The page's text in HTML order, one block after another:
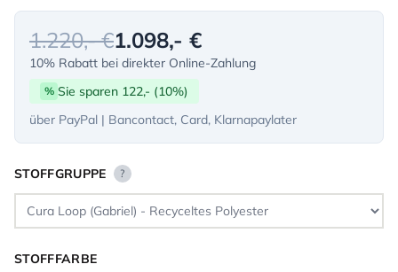
1.220,- €1.098,- €
10% Rabatt bei direkter Online-Zahlung
% Sie sparen 122,- (10%)
über PayPal | Bancontact, Card, Klarnapaylater
STOFFGRUPPE ?
STOFFFARBE